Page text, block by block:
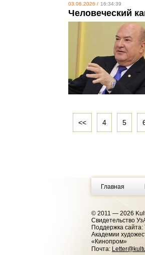
03.06.2026 / 16:34:39
Человеческий
<< 4 5
Главная
© 2011 — 2026
Cвидетельство
Поддержка
Академии
«Кинопром»
Почта: